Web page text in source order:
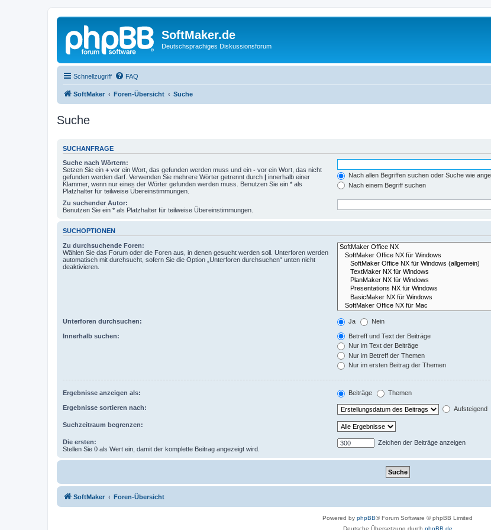
SoftMaker.de
Deutschsprachiges Diskussionsforum
Schnellzugriff FAQ
SoftMaker Foren-Übersicht Suche
Suche
SUCHANFRAGE
Suche nach Wörtern:
Setzen Sie ein + vor ein Wort, das gefunden werden muss und ein - vor ein Wort, das nicht
gefunden werden darf. Verwenden Sie mehrere Wörter getrennt durch | innerhalb einer
Klammer, wenn nur eines der Wörter gefunden werden muss. Benutzen Sie ein * als
Platzhalter für teilweise Übereinstimmungen.
Nach allen Begriffen suchen oder Suche wie
Nach einem Begriff suchen
Zu suchender Autor:
Benutzen Sie ein * als Platzhalter für teilweise Übereinstimmungen.
SUCHOPTIONEN
Zu durchsuchende Foren:
Wählen Sie das Forum oder die Foren aus, in denen gesucht werden soll. Unterforen werden
automatisch mit durchsucht, sofern Sie die Option „Unterforen durchsuchen“ unten nicht
deaktivieren.
Unterforen durchsuchen: Ja Nein
Innerhalb suchen:
Betreff und Text der Beiträge
Nur im Text der Beiträge
Nur im Betreff der Themen
Nur im ersten Beitrag der Themen
Ergebnisse anzeigen als: Beiträge Themen
Ergebnisse sortieren nach: Aufsteigend
Suchzeitraum begrenzen:
Die ersten:
Stellen Sie 0 als Wert ein, damit der komplette Beitrag angezeigt wird.
Zeichen der Beiträge anzeigen
SoftMaker Foren-Übersicht
Powered by phpBB® Forum Software © phpBB Limited
Deutsche Übersetzung durch phpBB.de